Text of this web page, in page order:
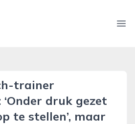
trainer
druk gezet
te stellen’, maar